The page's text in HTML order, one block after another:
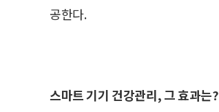
공한다.
스마트 기기 건강관리, 그 효과는?